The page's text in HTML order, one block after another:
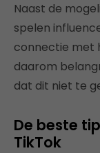
Naast de
spelen
connectie met
daarom
dat dit niet te
De beste
TikTok